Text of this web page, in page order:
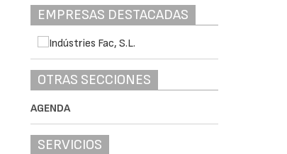
EMPRESAS DESTACADAS
OTRAS SECCIONES
AGENDA
SERVICIOS